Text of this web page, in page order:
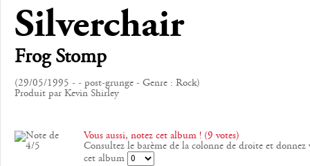
Silverchair
Frog Stomp
(29/05/1995 - - post-grunge - Genre : Rock)
Produit par Kevin Shirley
Vous aussi, notez cet album ! (9 votes)
Consultez le barème de la colonne de droite et donnez
cet album